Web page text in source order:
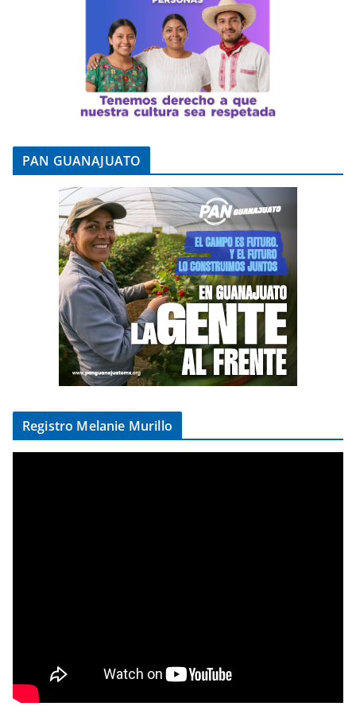
PAN GUANAJUATO
Registro Melanie Murillo